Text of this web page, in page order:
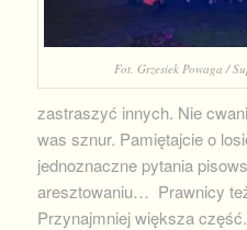
Fot. Grzesiek Powaga /
zastraszyć innych. Nie
was sznur. Pamiętajcie o
jednoznaczne pytania
aresztowaniu… Prawnicy
Przynajmniej większa część.